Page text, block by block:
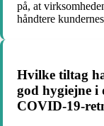
på, at
håndtere
Hvilke tiltag
god hygiejne i
COVID-19-